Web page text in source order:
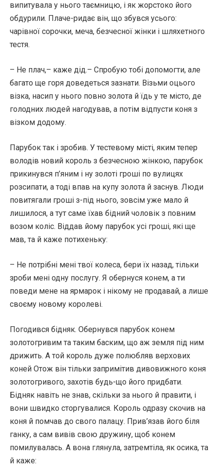
випитувала у нього таємницю, і як жорстоко його
обдурили. Плаче-ридає він, що збувся усього:
чарівної сорочки, меча, безчесної жінки і шляхетного
тестя.
– Не плач,– каже дід.– Спробую тобі допомогти, але
багато ще горя доведеться зазнати. Візьми оцього
візка, насип у нього повно золота й їдь у те місто, де
голодних людей нагодував, а потім відпусти коня з
візком додому.
Парубок так і зробив. У тестевому місті, яким тепер
володів новий король з безчесною жінкою, парубок
прикинувся п’яним і ну золоті гроші по вулицях
розсипати, а тоді впав на купу золота й заснув. Люди
повитягали гроші з-під нього, зовсім уже мало й
лишилося, а тут саме їхав бідний чоловік з повним
возом коліс. Віддав йому парубок усі гроші, які ще
мав, та й каже потихеньку:
– Не потрібні мені твої колеса, бери їх назад, тільки
зроби мені одну послугу. Я обернуся конем, а ти
поведи мене на ярмарок і нікому не продавай, а лише
своєму новому королеві.
Погодився бідняк. Обернувся парубок конем
золотогривим та таким баским, що аж земля під ним
дрижить. А той король дуже полюбляв верхових
коней Отож він тільки запримітив дивовижного коня
золотогривого, захотів будь-що його придбати.
Бідняк навіть не знав, скільки за нього й правити, і
вони швидко сторгувалися. Король одразу скочив на
коня й помчав до свого палацу. Прив’язав його біля
ганку, а сам вивів свою дружину, щоб конем
помилувалась. А вона глянула, затремтіла, як осика, та
й каже: